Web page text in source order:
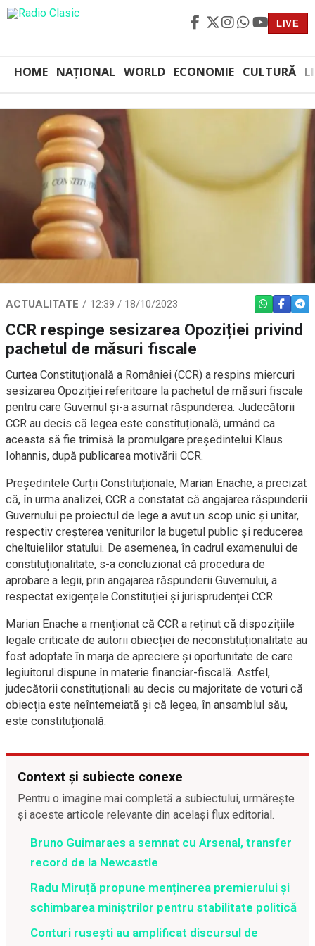
LIVE
HOME NAȚIONAL WORLD ECONOMIE CULTURĂ
ACTUALITATE 12:39 / 18/10/2023 WHATSAPP
CCR respinge sesizarea Opoziției privind
pachetul de măsuri fiscale
Curtea Constituțională a României (CCR) a respins miercuri
sesizarea Opoziției referitoare la pachetul de măsuri fiscale
pentru care Guvernul și-a asumat răspunderea. Judecătorii
CCR au decis că legea este constituțională, urmând ca
aceasta să fie trimisă la promulgare președintelui Klaus
Iohannis, după publicarea motivării CCR.
Președintele Curții Constituționale, Marian Enache, a precizat
că, în urma analizei, CCR a constatat că angajarea răspunderii
Guvernului pe proiectul de lege a avut un scop unic și unitar,
respectiv creșterea veniturilor la bugetul public și reducerea
cheltuielilor statului. De asemenea, în cadrul examenului de
constituționalitate, s-a concluzionat că procedura de
aprobare a legii, prin angajarea răspunderii Guvernului, a
respectat exigențele Constituției și jurisprudenței CCR.
Marian Enache a menționat că CCR a reținut că dispozițiile
legale criticate de autorii obiecției de neconstituționalitate au
fost adoptate în marja de apreciere și oportunitate de care
legiuitorul dispune în materie financiar-fiscală. Astfel,
judecătorii constituționali au decis cu majoritate de voturi că
obiecția este neîntemeiată și că legea, în ansamblul său,
este constituțională.
Context și subiecte conexe
Pentru o imagine mai completă a subiectului, urmărește
și aceste articole relevante din același flux editorial.
Bruno Guimaraes a semnat cu Arsenal, transfer
record de la Newcastle
Radu Miruță propune menținerea premierului și
schimbarea miniștrilor pentru stabilitate politică
Conturi rusești au amplificat discursul de